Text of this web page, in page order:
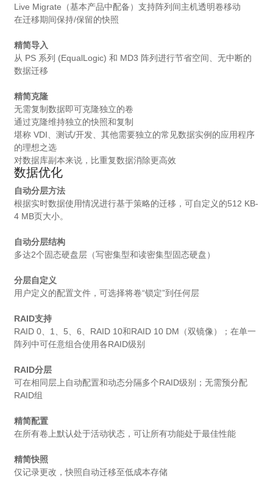
Live Migrate（基本产品中配备）支持阵列间主机透明卷移动
在迁移期间保持/保留的快照
精简导入
从 PS 系列 (EqualLogic) 和 MD3 阵列进行节省空间、无中断的
数据迁移
精简克隆
无需复制数据即可克隆独立的卷
通过克隆维持独立的快照和复制
堪称 VDI、测试/开发、其他需要独立的常见数据实例的应用程序
的理想之选
对数据库副本来说，比重复数据消除更高效
数据优化
自动分层方法
根据实时数据使用情况进行基于策略的迁移，可自定义的512 KB-
4 MB页大小。
自动分层结构
多达2个固态硬盘层（写密集型和读密集型固态硬盘）
分层自定义
用户定义的配置文件，可选择将卷“锁定”到任何层
RAID支持
RAID 0、1、5、6、RAID 10和RAID 10 DM（双镜像）；在单一
阵列中可任意组合使用各RAID级别
RAID分层
可在相同层上自动配置和动态分隔多个RAID级别；无需预分配
RAID组
精简配置
在所有卷上默认处于活动状态，可让所有功能处于最佳性能
精简快照
仅记录更改，快照自动迁移至低成本存储